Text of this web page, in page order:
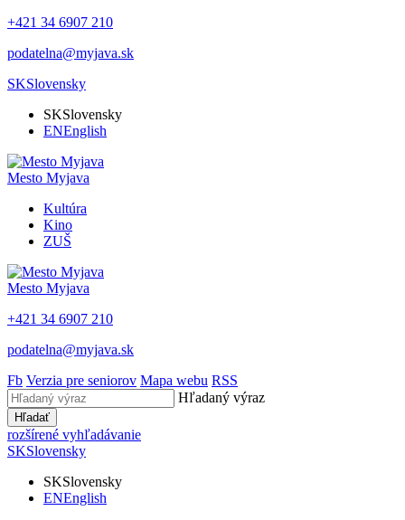
+421 34 6907 210
podatelna@myjava.sk
SKSlovensky
SKSlovensky
ENEnglish
Mesto Myjava
Kultúra
Kino
ZUŠ
Mesto Myjava
+421 34 6907 210
podatelna@myjava.sk
Fb Verzia pre seniorov Mapa webu RSS
Hľadaný výraz
Hľadať
rozšírené vyhľadávanie
SKSlovensky
SKSlovensky
ENEnglish